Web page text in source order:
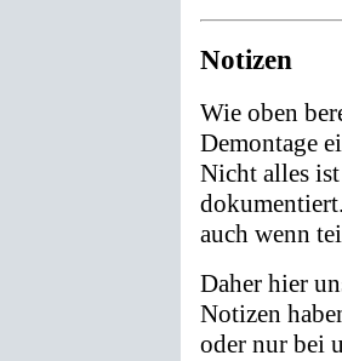
Notizen
Wie oben
Demontage
Nicht alles
auch wenn
Daher hier
Notizen
oder nur bei